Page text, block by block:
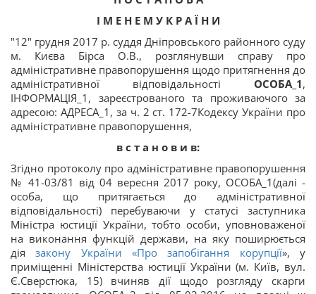
І М Е Н Е М У К Р А Ї Н И
"12" грудня 2017 р. суддя Дніпровського районного суду
м. Києва Бірса О.В., розглянувши справу про
адміністративне правопорушення щодо притягнення до
адміністративної відповідальності ОСОБА_1,
ІНФОРМАЦІЯ_1, зареєстрованого та проживаючого за
адресою: АДРЕСА_1, за ч. 2 ст. 172-7Кодексу України про
адміністративне правопорушення,
в с т а н о в и в:
Згідно протоколу про адміністративне правопорушення
№ 41-03/81 від 04 вересня 2017 року, ОСОБА_1(далі -
особа, що притягається до адміністративної
відповідальності) перебуваючи у статусі заступника
Міністра юстиції України, тобто особи, уповноваженої
на виконання функцій держави, на яку поширюється
діязакону України «Про запобігання корупції», у
приміщенні Міністерства юстиції України (м. Київ, вул.
Є.Сверстюка, 15) вчиняв дії щодо розгляду скарги